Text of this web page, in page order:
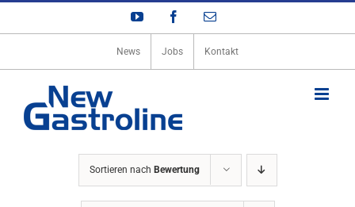
Zum
YouTube Facebook
E-
News Jobs Kontakt
Sortieren nach Bewertung